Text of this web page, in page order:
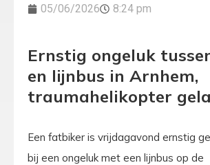
05/06/2026 8:24 pm
Ernstig ongeluk
en lijnbus in Arnhem,
traumahelikopter
Een fatbiker is vrijdagavond ernstig
bij een ongeluk met een lijnbus op de